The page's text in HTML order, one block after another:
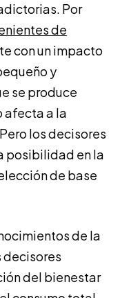
Por
de
con un impacto
y
se produce
afecta a la
los decisores
posibilidad en la
de base
de la
decisores
del bienestar